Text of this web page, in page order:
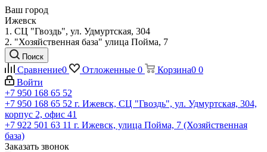
Ваш город
Ижевск
1. СЦ "Гвоздь", ул. Удмуртская, 304
2. "Хозяйственная база" улица Пойма, 7
Поиск
Сравнение0 Отложенные 0 Корзина0 0
Войти
+7 950 168 65 52
+7 950 168 65 52 г. Ижевск, СЦ "Гвоздь", ул. Удмуртская, 304,
корпус 2, офис 41
+7 922 501 63 11 г. Ижевск, улица Пойма, 7 (Хозяйственная
база)
Заказать звонок